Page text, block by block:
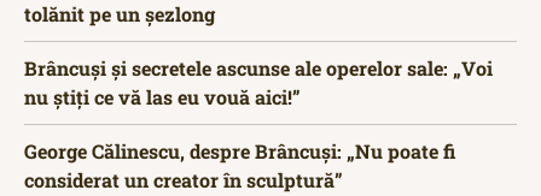
tolănit pe un șezlong
Brâncuși și secretele ascunse ale operelor sale: „Voi
nu știți ce vă las eu vouă aici!”
George Călinescu, despre Brâncuși: „Nu poate fi
considerat un creator în sculptură”